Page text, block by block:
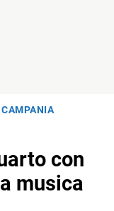
con
musica